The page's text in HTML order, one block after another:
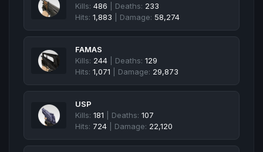
Kills: 486 | Deaths: 233
Hits: 1,883 | Damage: 58,274
FAMAS
Kills: 244 | Deaths: 129
Hits: 1,071 | Damage: 29,873
USP
Kills: 181 | Deaths: 107
Hits: 724 | Damage: 22,120